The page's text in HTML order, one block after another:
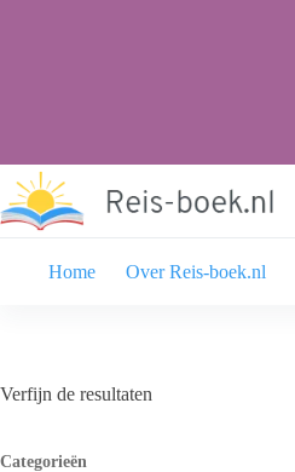
Home
Over Reis-boek.nl
Verfijn de resultaten
Categorieën